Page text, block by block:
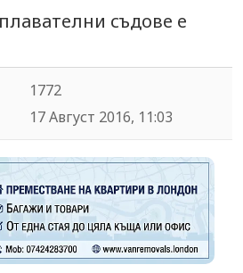
съдове е
1772
17 Август 2016, 11:03